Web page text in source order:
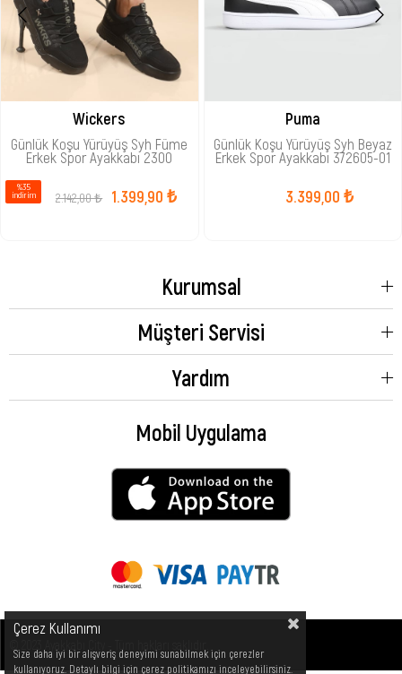
Wickers
Günlük Koşu Yürüyüş Syh Füme
Erkek Spor Ayakkabı 2300
1.399,90 ₺
2.142,00 ₺
%35
i̇ndirim
Puma
Günlük Koşu Yürüyüş Syh Beyaz
Erkek Spor Ayakkabı 372605-01
3.399,00 ₺
Kurumsal
Müşteri Servisi
Yardım
Mobil Uygulama
Çerez Kullanımı
Size daha iyi bir alışveriş deneyimi sunabilmek için çerezler
kullanıyoruz. Detaylı bilgi için çerez politikamızı inceleyebilirsiniz.